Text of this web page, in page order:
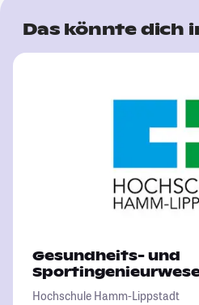
Das könnte dich
Gesundheits- und
Hochschule Hamm-Lippstadt